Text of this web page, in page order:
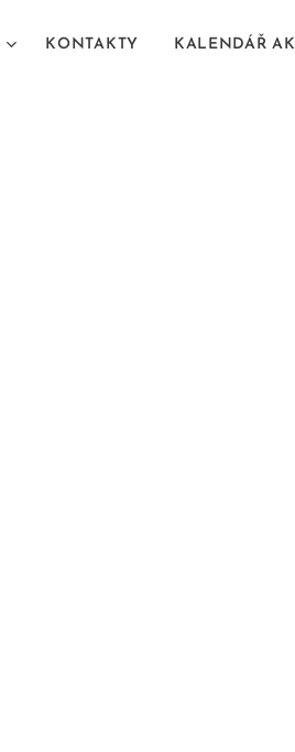
KONTAKTY KALENDÁŘ